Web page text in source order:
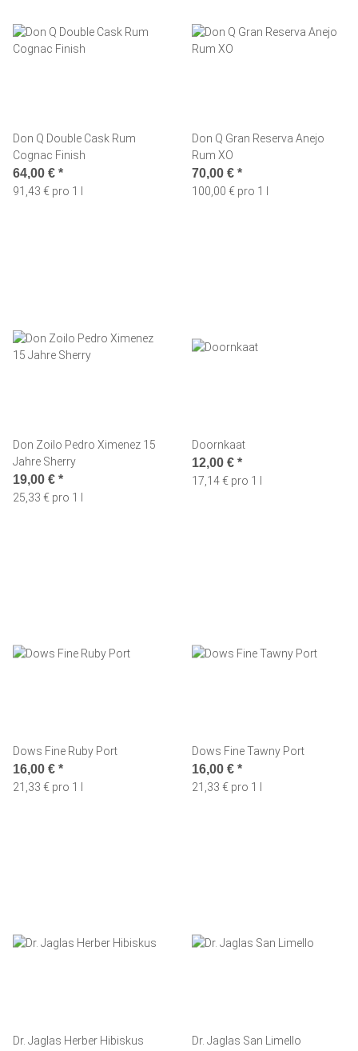
Don Q Double Cask Rum
Cognac Finish
64,00 € *
91,43 € pro 1 l
Don Q Gran Reserva Anejo
Rum XO
70,00 € *
100,00 € pro 1 l
Don Zoilo Pedro Ximenez 15
Jahre Sherry
19,00 € *
25,33 € pro 1 l
Doornkaat
12,00 € *
17,14 € pro 1 l
Dows Fine Ruby Port
16,00 € *
21,33 € pro 1 l
Dows Fine Tawny Port
16,00 € *
21,33 € pro 1 l
Dr. Jaglas Herber Hibiskus Dr. Jaglas San Limello